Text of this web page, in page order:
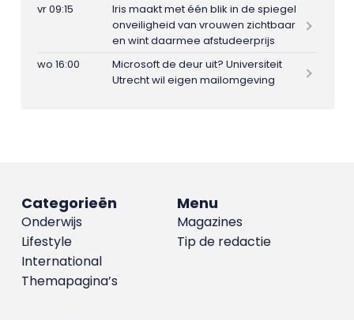
vr 09:15
Iris maakt met één blik in de spiegel
onveiligheid van vrouwen zichtbaar
en wint daarmee afstudeerprijs
wo 16:00
Microsoft de deur uit? Universiteit
Utrecht wil eigen mailomgeving
Menu
Magazines
Tip de redactie
Categorieën
Onderwijs
Lifestyle
International
Themapagina’s